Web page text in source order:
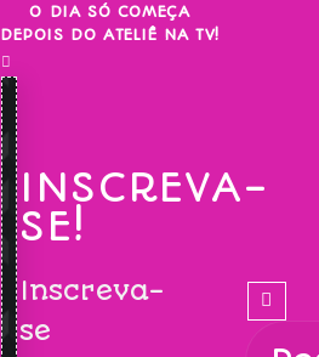
O DIA SÓ COMEÇA
DEPOIS DO ATELIÊ NA TV!
INSCREVA-
SE!
Inscreva-
se